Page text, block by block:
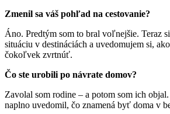
Zmenil sa váš pohľad na cestovanie?
Áno. Predtým som to bral voľnejšie. Teraz
situáciu v destináciách a uvedomujem si,
čokoľvek zvrtnúť.
Čo ste urobili po návrate domov?
Zavolal som rodine – a potom som ich
naplno uvedomil, čo znamená byť doma v